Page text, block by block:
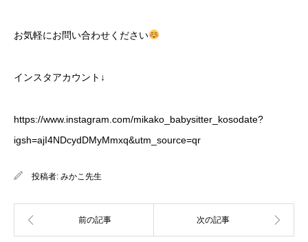
お気軽にお問い合わせください
インスタアカウント↓
https://www.instagram.com/mikako_babysitter_kosodate?
igsh=ajI4NDcydDMyMmxq&utm_source=qr
投稿者: みかこ先生